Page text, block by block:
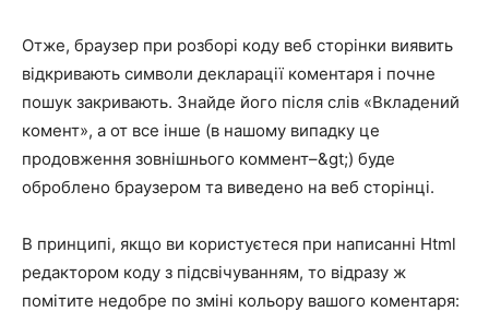
Отже, браузер при розборі коду веб сторінки виявить
відкривають символи декларації коментаря і почне
пошук закривають. Знайде його після слів «Вкладений
комент», а от все інше (в нашому випадку це
продовження зовнішнього коммент–&gt;) буде
оброблено браузером та виведено на веб сторінці.
В принципі, якщо ви користуєтеся при написанні Html
редактором коду з підсвічуванням, то відразу ж
помітите недобре по зміні кольору вашого коментаря: